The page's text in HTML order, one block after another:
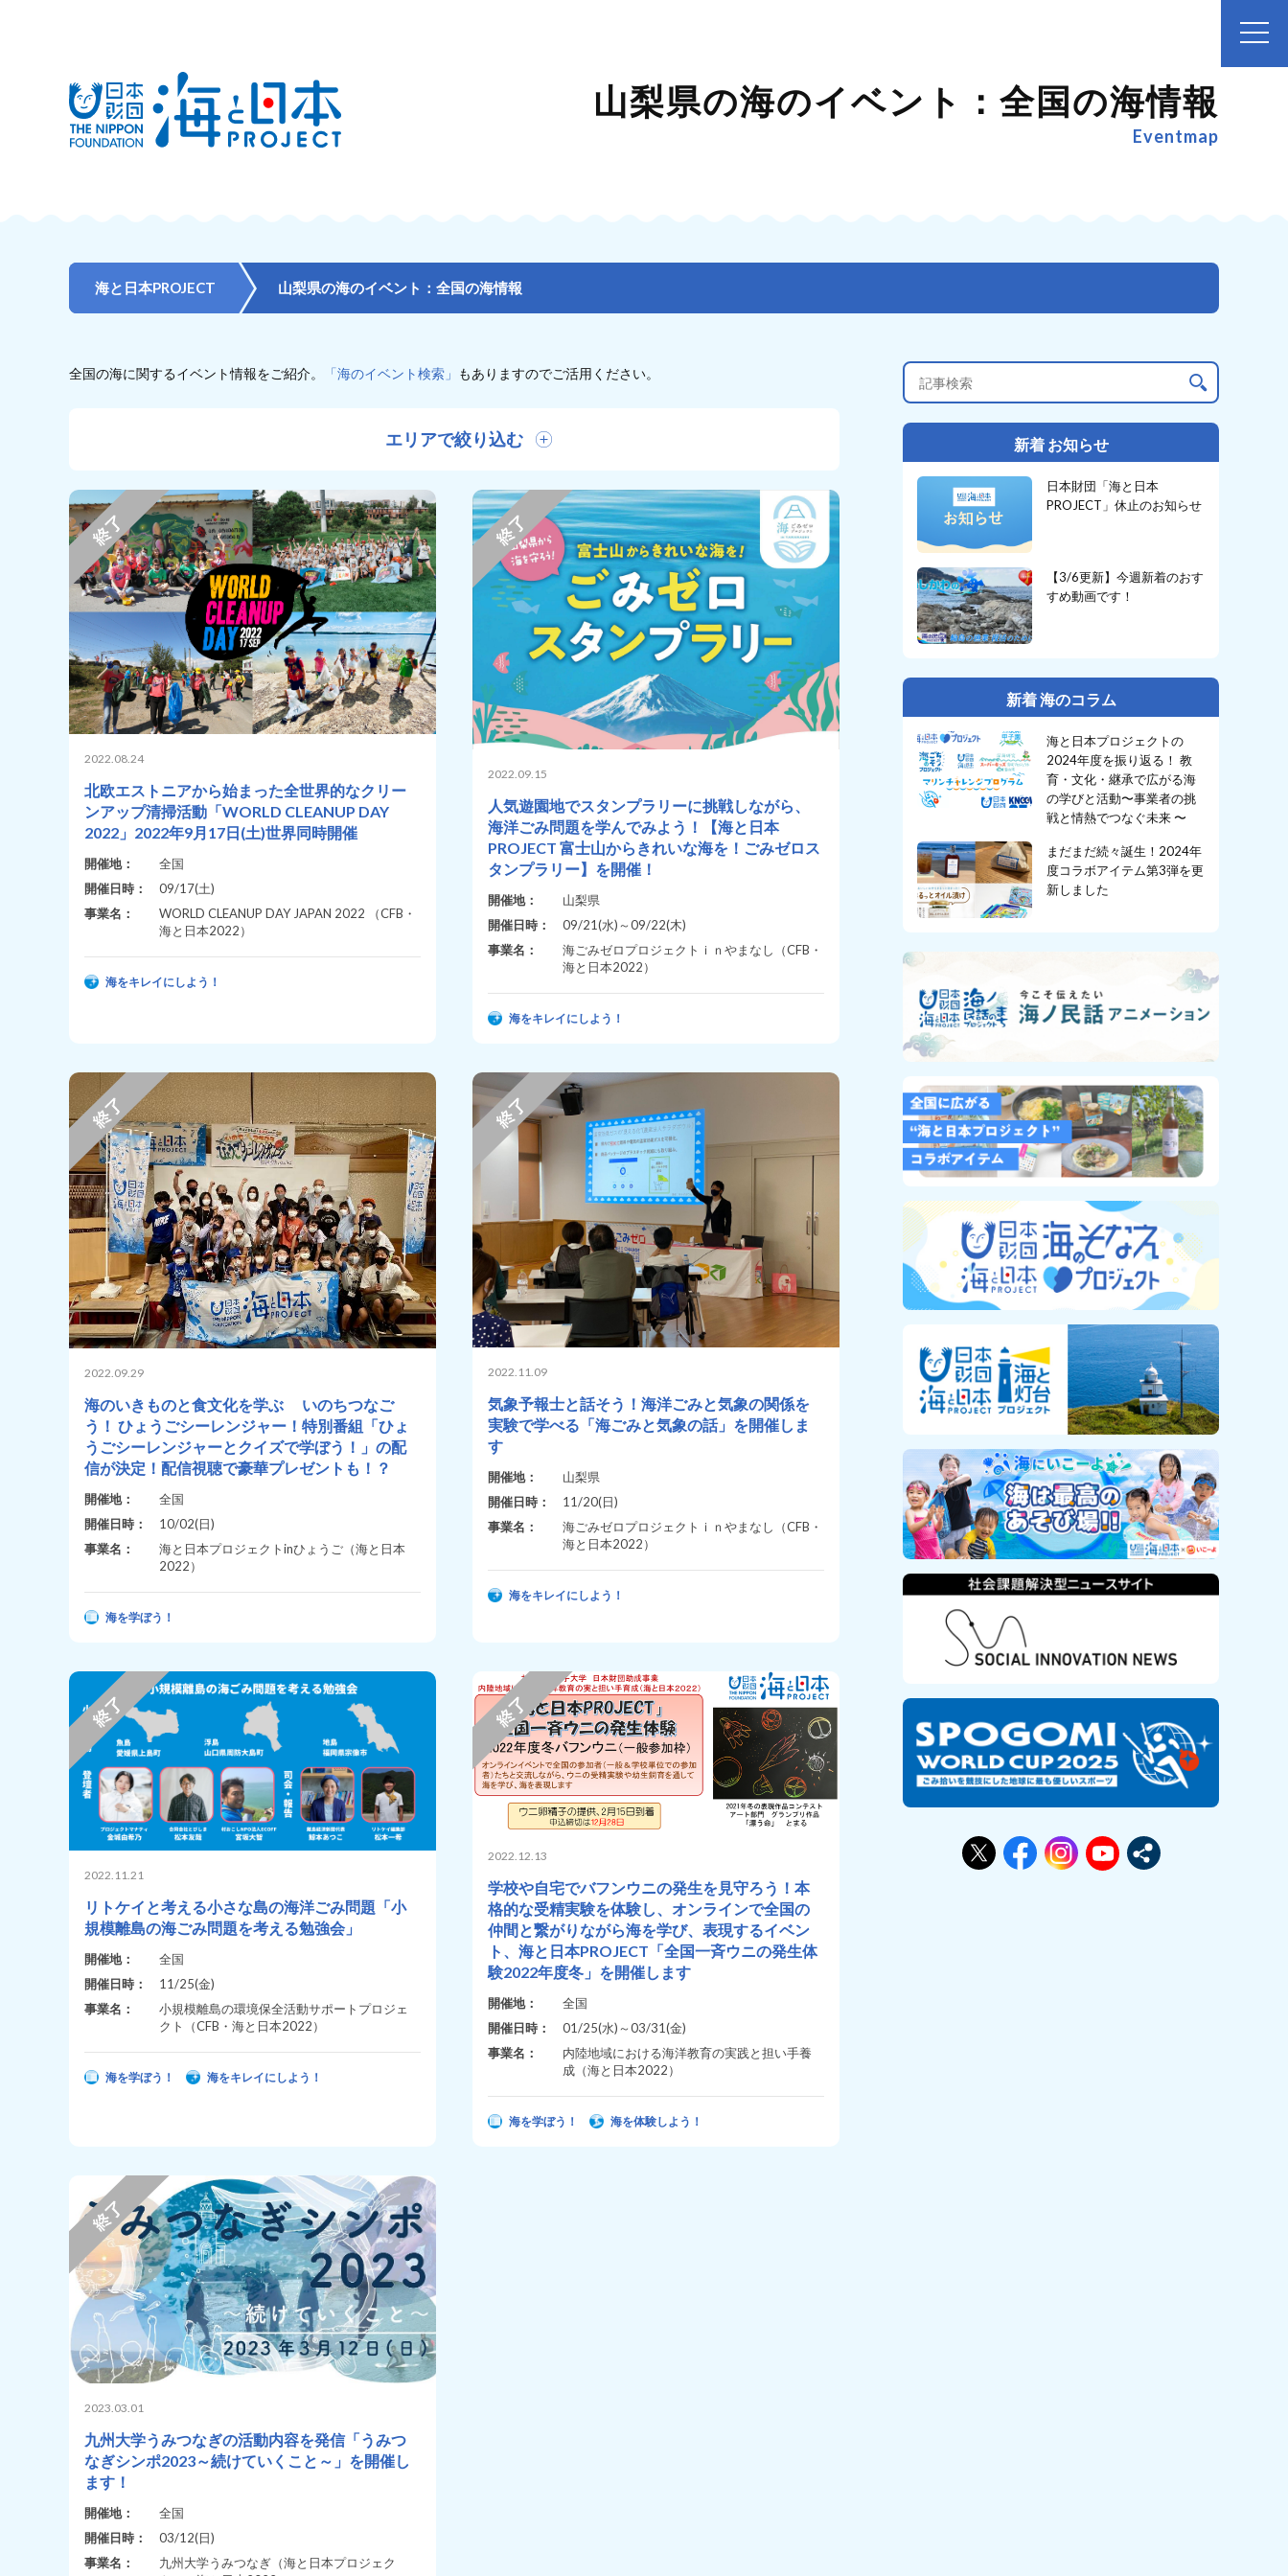
山梨県の海のイベント：全国の海情報
Eventmap
海と日本PROJECT 山梨県の海のイベント：全国の海情報
全国の海に関するイベント情報をご紹介。 「海のイベント検索」 もありますのでご活用ください。
エリアで絞り込む
2022.08.24
北欧エストニアから始まった全世界的なクリー
ンアップ清掃活動「WORLD CLEANUP DAY
2022」2022年9月17日(土)世界同時開催
開催地：
全国
開催日時：
09/17(土)
事業名：
WORLD CLEANUP DAY JAPAN 2022 （CFB・
海と日本2022）
海をキレイにしよう！
2022.09.15
人気遊園地でスタンプラリーに挑戦しながら、
海洋ごみ問題を学んでみよう！【海と日本
PROJECT 富士山からきれいな海を！ごみゼロス
タンプラリー】を開催！
開催地：
山梨県
開催日時：
09/21(水)～09/22(木)
事業名：
海ごみゼロプロジェクトｉｎやまなし（CFB・
海と日本2022）
海をキレイにしよう！
2022.09.29
海のいきものと食文化を学ぶ いのちつなご
う！ ひょうごシーレンジャー！特別番組「ひょ
うごシーレンジャーとクイズで学ぼう！」の配
信が決定！配信視聴で豪華プレゼントも！？
開催地：
全国
開催日時：
10/02(日)
事業名：
海と日本プロジェクトinひょうご（海と日本
2022）
海を学ぼう！
2022.11.09
気象予報士と話そう！海洋ごみと気象の関係を
実験で学べる「海ごみと気象の話」を開催しま
す
開催地：
山梨県
開催日時：
11/20(日)
事業名：
海ごみゼロプロジェクトｉｎやまなし（CFB・
海と日本2022）
海をキレイにしよう！
2022.11.21
リトケイと考える小さな島の海洋ごみ問題「小
規模離島の海ごみ問題を考える勉強会」
開催地：
全国
開催日時：
11/25(金)
事業名：
小規模離島の環境保全活動サポートプロジェ
クト（CFB・海と日本2022）
海を学ぼう！ 海をキレイにしよう！
2022.12.13
学校や自宅でバフンウニの発生を見守ろう！本
格的な受精実験を体験し、オンラインで全国の
仲間と繋がりながら海を学び、表現するイベン
ト、海と日本PROJECT「全国一斉ウニの発生体
験2022年度冬」を開催します
開催地：
全国
開催日時：
01/25(水)～03/31(金)
事業名：
内陸地域における海洋教育の実践と担い手養
成（海と日本2022）
海を学ぼう！ 海を体験しよう！
2023.03.01
九州大学うみつなぎの活動内容を発信「うみつ
なぎシンポ2023～続けていくこと～」を開催し
ます！
開催地：
全国
開催日時：
03/12(日)
事業名：
九州大学うみつなぎ（海と日本プロジェク
新着 お知らせ
日本財団「海と日本
PROJECT」休止のお知らせ
【3/6更新】今週新着のおす
すめ動画です！
新着 海のコラム
海と日本プロジェクトの
2024年度を振り返る！ 教
育・文化・継承で広がる海
の学びと活動〜事業者の挑
戦と情熱でつなぐ未来 〜
まだまだ続々誕生！2024年
度コラボアイテム第3弾を更
新しました